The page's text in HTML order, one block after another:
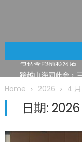
筝声与琴韵交汇
与钢琴的精彩对话
跨越山海同此会，
圆满举行
趣 + 水上竞速魅力
执掌密苏里植物园
Home 2026 4 月
日期: